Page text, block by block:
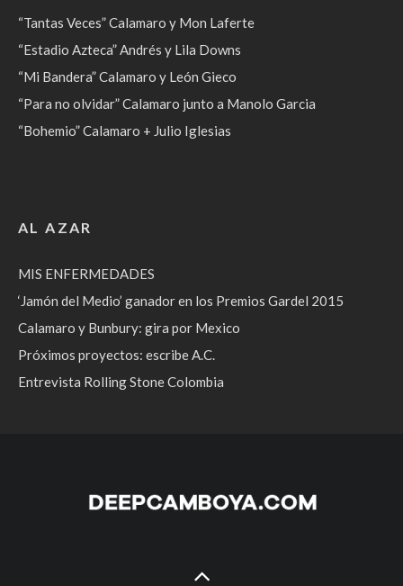
“Tantas Veces” Calamaro y Mon Laferte
“Estadio Azteca” Andrés y Lila Downs
“Mi Bandera” Calamaro y León Gieco
“Para no olvidar” Calamaro junto a Manolo Garcia
“Bohemio” Calamaro + Julio Iglesias
AL AZAR
MIS ENFERMEDADES
‘Jamón del Medio’ ganador en los Premios Gardel 2015
Calamaro y Bunbury: gira por Mexico
Próximos proyectos: escribe A.C.
Entrevista Rolling Stone Colombia